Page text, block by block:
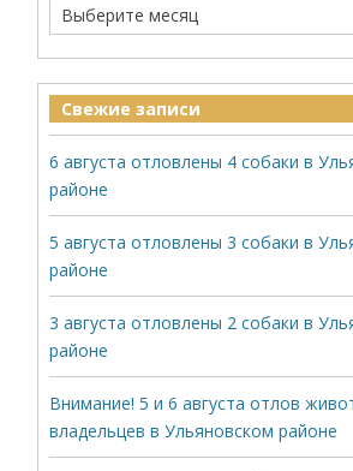
Свежие записи
6 августа отловлены 4 собаки в
районе
5 августа отловлены 3 собаки в
районе
3 августа отловлены 2 собаки в
районе
Внимание! 5 и 6 августа отлов
владельцев в Ульяновском районе